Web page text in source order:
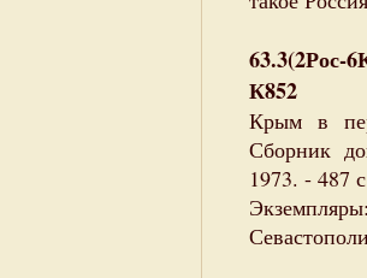
63.3(2Рос-
К852
Крым в
Сборник
1973. - 487